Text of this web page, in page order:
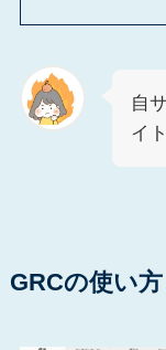
自
イ
GRCの使い